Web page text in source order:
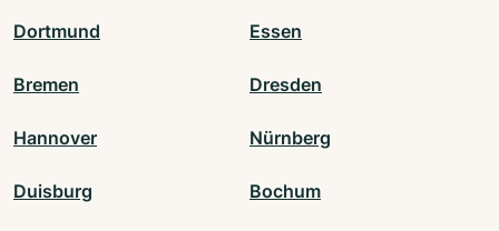
Dortmund Essen
Bremen Dresden
Hannover Nürnberg
Duisburg Bochum